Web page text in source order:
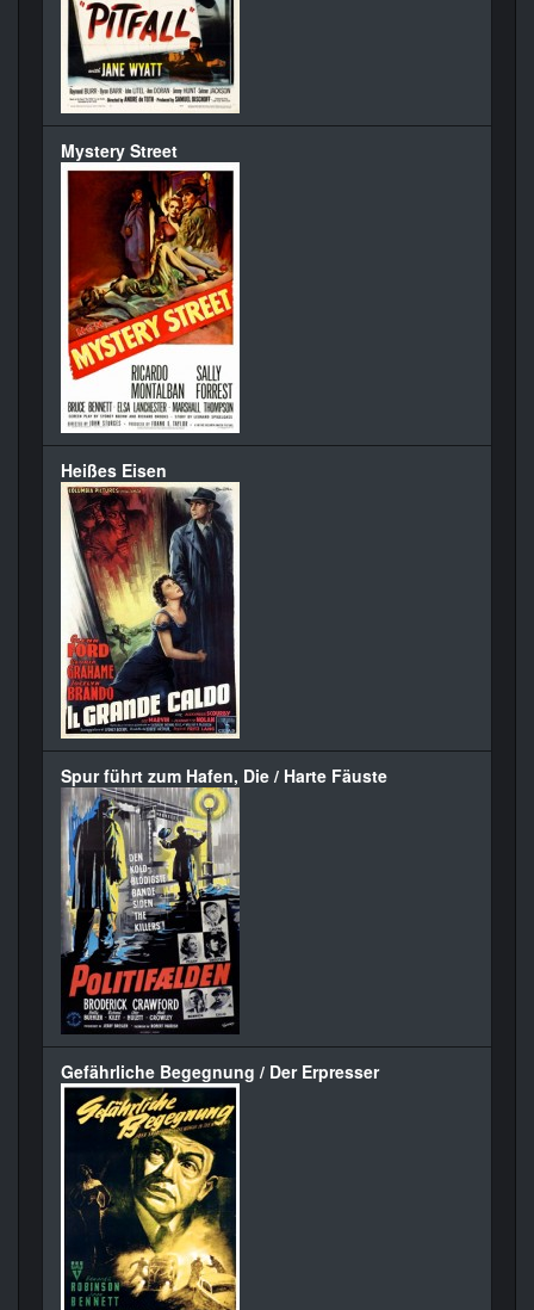
Mystery Street
Heißes Eisen
Spur führt zum Hafen, Die / Harte Fäuste
Gefährliche Begegnung / Der Erpresser